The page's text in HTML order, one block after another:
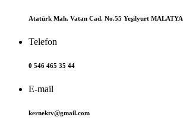
Atatürk Mah. Vatan Cad. No.55 Yeşilyurt MALATYA
Telefon
0 546 465 35 44
E-mail
kernektv@gmail.com